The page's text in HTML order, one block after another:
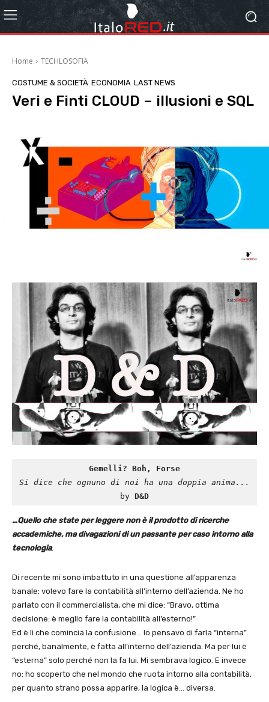
Home TECHLOSOFIA
COSTUME & SOCIETÀ ECONOMIA LAST NEWS
Veri e Finti CLOUD – illusioni e SQL
Gemelli? Boh, Forse
Si dice che ognuno di noi ha una doppia anima...
by D&D
…Quello che state per leggere non è il prodotto di ricerche
accademiche, ma divagazioni di un passante per caso intorno alla
tecnologia.
Di recente mi sono imbattuto in una questione all’apparenza
banale: volevo fare la contabilità all’interno dell’azienda. Ne ho
parlato con il commercialista, che mi dice: “Bravo, ottima
decisione: è meglio fare la contabilità all’esterno!”
Ed è lì che comincia la confusione… Io pensavo di farla “interna”
perché, banalmente, è fatta all’interno dell’azienda. Ma per lui è
“esterna” solo perché non la fa lui. Mi sembrava logico. E invece
no: ho scoperto che nel mondo che ruota intorno alla contabilità,
per quanto strano possa apparire, la logica è… diversa.